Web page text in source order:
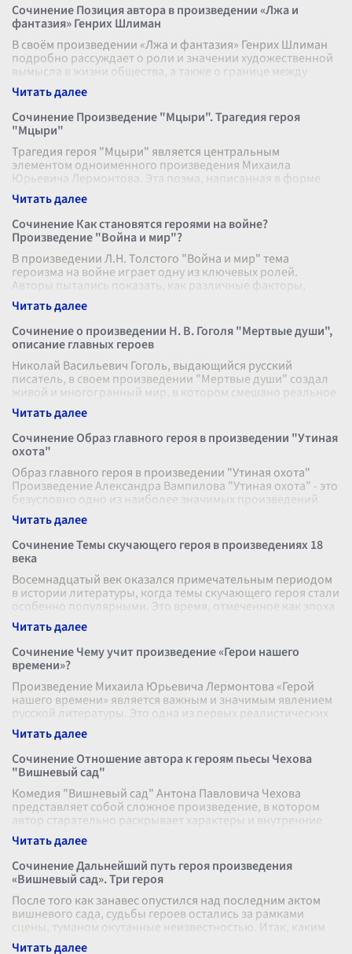
Сочинение Позиция автора в произведении «Лжа и
фантазия» Генрих Шлиман
В своём произведении «Лжа и фантазия» Генрих Шлиман
подробно рассуждает о роли и значении художественной
вымысла в жизни общества, а также о границе между
правдой и вымыслом. Автор
Сочинение Произведение "Мцыри". Трагедия героя
"Мцыри"
Трагедия героя "Мцыри" является центральным
элементом одноименного произведения Михаила
Юрьевича Лермонтова. Эта поэма, написанная в форме
исповеди, раскрывает перед читателем внут
Сочинение Как становятся героями на войне?
Произведение "Война и мир"?
В произведении Л.Н. Толстого "Война и мир" тема
героизма на войне играет одну из ключевых ролей.
Авторы пытались показать, как различные факторы,
внутренние и внешние, влияют на ст
Сочинение о произведении Н. В. Гоголя "Мертвые души",
описание главных героев
Николай Васильевич Гоголь, выдающийся русский
писатель, в своем произведении "Мертвые души" создал
живой и многогранный мир, в котором смешано реальное
с фантастическим, комическое
Сочинение Образ главного героя в произведении "Утиная
охота"
Образ главного героя в произведении "Утиная охота"
Произведение Александра Вампилова "Утиная охота" - это
безусловно одно из наиболее значимых произведений
русской драматургии вто
Сочинение Темы скучающего героя в произведениях 18
века
Восемнадцатый век оказался примечательным периодом
в истории литературы, когда темы скучающего героя стали
особенно популярными. Это время, отмеченное как эпоха
Просвещения, характ
Сочинение Чему учит произведение «Герои нашего
времени»?
Произведение Михаила Юрьевича Лермонтова «Герой
нашего времени» является важным и значимым явлением
русской литературы. Это одна из первых реалистических
повестей в русской литерат
Сочинение Отношение автора к героям пьесы Чехова
"Вишневый сад"
Комедия "Вишневый сад" Антона Павловича Чехова
представляет собой сложное произведение, в котором
автор старательно раскрывает характеры и внутренние
конфликты своих героев. В кажд
Сочинение Дальнейший путь героя произведения
«Вишневый сад». Три героя
После того как занавес опустился над последним актом
вишневого сада, судьбы героев остались за рамками
сцены, туманом окутанные неизвестностью. Итак, каким
может быть дальнейший пу